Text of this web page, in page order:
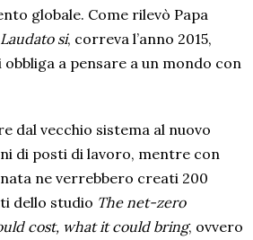
globale. Come rilevò Papa
Laudato si, correva l’anno 2015,
obbliga a pensare a un mondo con
dal vecchio sistema al nuovo
di posti di lavoro, mentre con
ne verrebbero creati 200
dello studio The net-zero
cost, what it could bring, ovvero